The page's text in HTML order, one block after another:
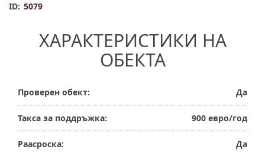
ID: 5079
ХАРАКТЕРИСТИКИ НА
ОБЕКТА
Проверен обект: Да
Такса за поддръжка: 900 евро/год
Раасроска: Да